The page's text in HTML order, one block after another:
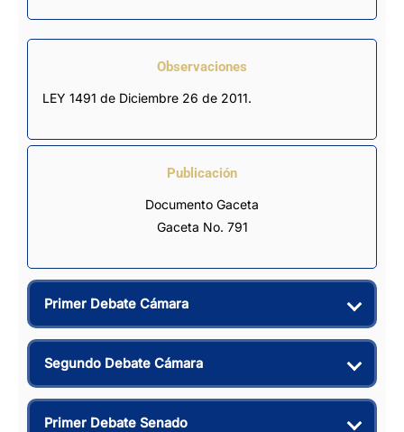
Observaciones
LEY 1491 de Diciembre 26 de 2011.
Publicación
Documento Gaceta
Gaceta No. 791
Primer Debate Cámara
Segundo Debate Cámara
Primer Debate Senado